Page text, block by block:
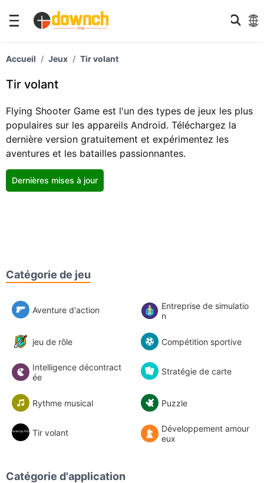
Accueil Jeux Tir volant
Tir volant
Flying Shooter Game est l'un des types de jeux les plus
populaires sur les appareils Android. Téléchargez la
dernière version gratuitement et expérimentez les
aventures et les batailles passionnantes.
Dernières mises à jour
Catégorie de jeu
Aventure d'action
Entreprise de simulatio
n
jeu de rôle Compétition sportive
Intelligence décontract
ée
Stratégie de carte
Rythme musical Puzzle
Tir volant
Développement amour
eux
Catégorie d'application